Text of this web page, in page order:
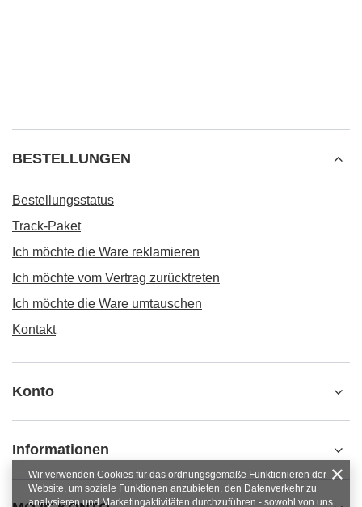
BESTELLUNGEN
Bestellungsstatus
Track-Paket
Ich möchte die Ware reklamieren
Ich möchte vom Vertrag zurücktreten
Ich möchte die Ware umtauschen
Kontakt
Konto
Informationen
Wir verwenden Cookies für das ordnungsgemäße Funktionieren der
Website, um soziale Funktionen anzubieten, den Datenverkehr zu
analysieren und Marketingaktivitäten durchzuführen - sowohl von uns